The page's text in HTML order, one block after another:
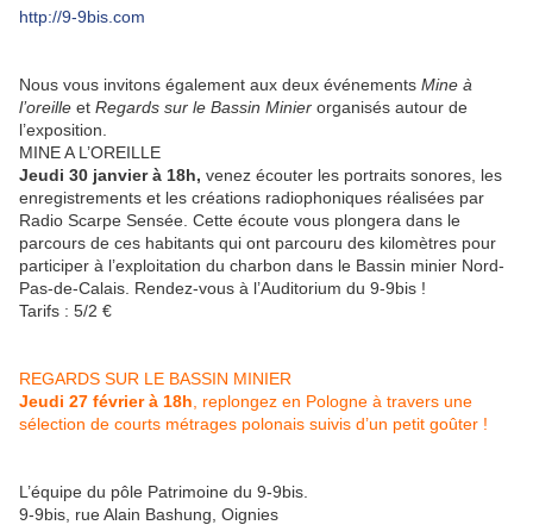
http://9-9bis.com
Nous vous invitons également aux deux événements Mine à
l’oreille et Regards sur le Bassin Minier organisés autour de
l’exposition.
MINE A L’OREILLE
Jeudi 30 janvier à 18h, venez écouter les portraits sonores, les
enregistrements et les créations radiophoniques réalisées par
Radio Scarpe Sensée. Cette écoute vous plongera dans le
parcours de ces habitants qui ont parcouru des kilomètres pour
participer à l’exploitation du charbon dans le Bassin minier Nord-
Pas-de-Calais. Rendez-vous à l’Auditorium du 9-9bis !
Tarifs : 5/2 €
REGARDS SUR LE BASSIN MINIER
Jeudi 27 février à 18h , replongez en Pologne à travers une
sélection de courts métrages polonais suivis d’un petit goûter !
L’équipe du pôle Patrimoine du 9-9bis.
9-9bis, rue Alain Bashung, Oignies